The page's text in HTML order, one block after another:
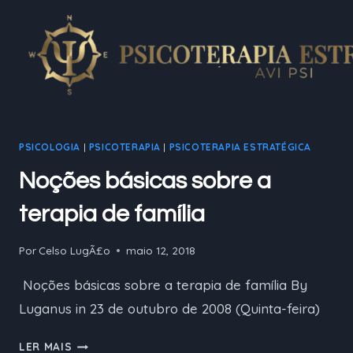
Conteúdo
PSICOLOGIA | PSICOTERAPIA | PSICOTERAPIA ESTRATÉGICA
Noções básicas sobre a
terapia de família
Por Celso LugÃ£o maio 12, 2018
Noções básicas sobre a terapia de família By
Luganus in 23 de outubro de 2008 (Quinta-feira)
LER MAIS NOÇÕES